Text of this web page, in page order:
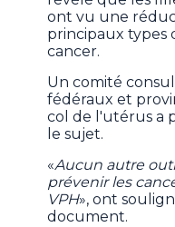
ont vu une
principaux types
cancer.
Un comité
fédéraux et
col de l'utérus a
le sujet.
«Aucun autre
prévenir les
VPH», ont
document.